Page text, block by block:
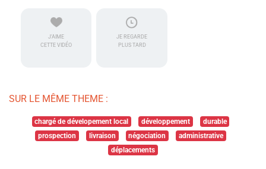
J'AIME
CETTE VIDÉO
JE REGARDE
PLUS TARD
SUR LE MÊME THEME :
chargé de dévelopement local développement
durable
prospection
livraison négociation
administrative
déplacements